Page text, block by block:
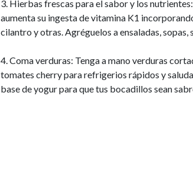
3. Hierbas frescas para el sabor y los
aumenta su ingesta de vitamina K1
cilantro y otras. Agréguelos a ensaladas,
4. Coma verduras: Tenga a mano verduras
tomates cherry para refrigerios rápidos y
base de yogur para que tus bocadillos sean